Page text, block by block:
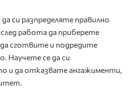
си разпределяте правилно
работа да приберете
сготвите и подредите
Научете се да си
и да отказвате ангажименти,